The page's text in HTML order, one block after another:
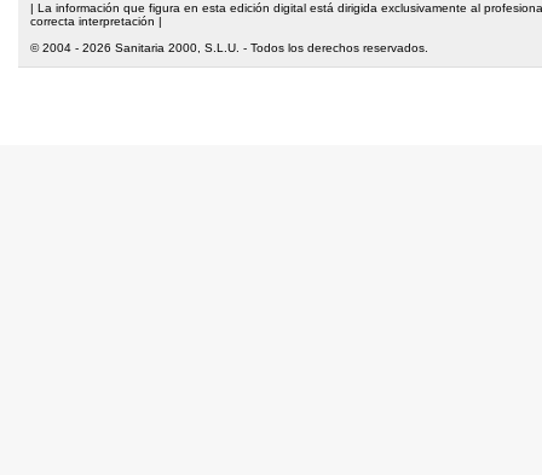
| La información que figura en esta edición digital está dirigida exclusivamente al
correcta interpretación |
© 2004 - 2026 Sanitaria 2000, S.L.U. - Todos los derechos reservados.